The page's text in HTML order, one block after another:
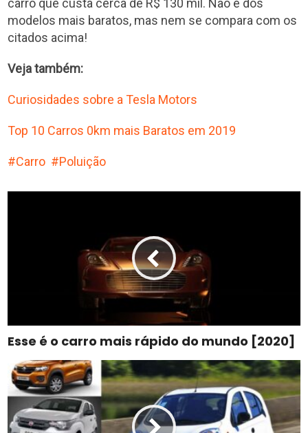
modelos mais baratos, mas nem se compara com os
citados acima!
Veja também:
Curiosidades sobre a Tesla Motors
Top 10 Carros 0km mais Baratos em 2019
Carro Poluição
Esse é o carro mais rápido do mundo [2020]